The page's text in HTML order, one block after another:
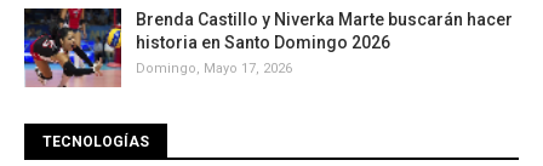
Brenda Castillo y Niverka Marte buscarán hacer
historia en Santo Domingo 2026
Domingo, Mayo 17, 2026
TECNOLOGÍAS